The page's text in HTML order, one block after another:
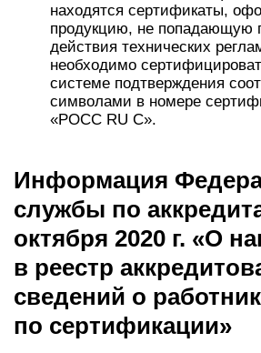
находятся сертификаты,
продукцию, не попадающую
действия технических
необходимо
системе подтверждения
символами в номере
«РОСС RU С».
Информация
службы по
октября 2020 г. «О
в реестр
сведений о
по сертификации»